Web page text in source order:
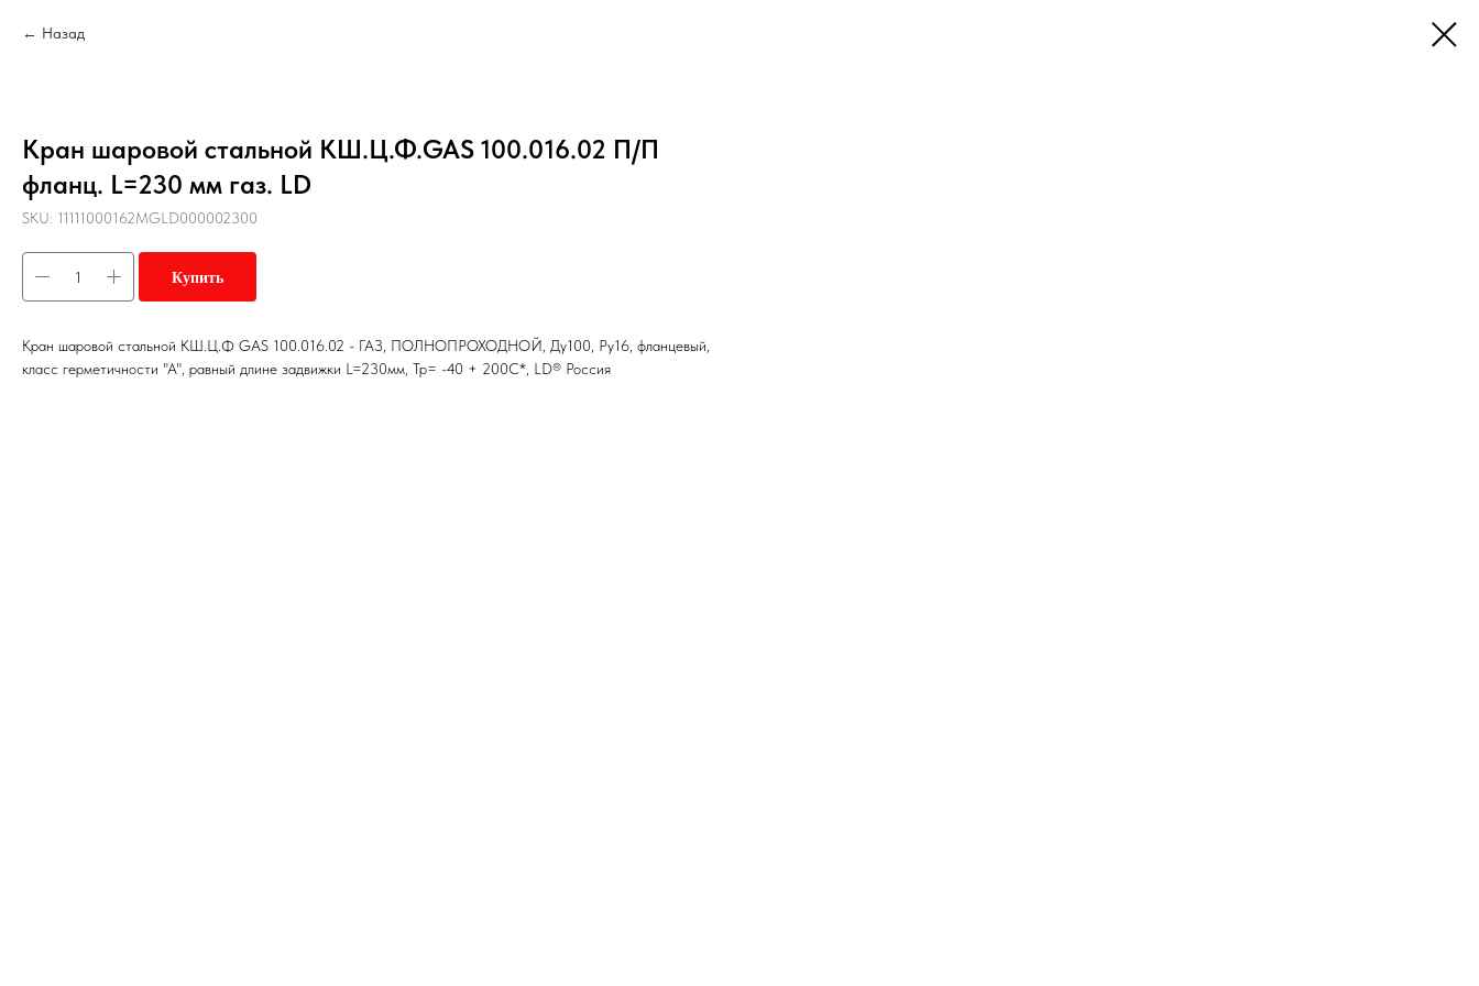
Назад
Кран шаровой стальной КШ.Ц.Ф.GAS 100.016.02 П/П
фланц. L=230 мм газ. LD
SKU: 11111000162MGLD000002300
Купить
Кран шаровой стальной КШ.Ц.Ф GAS 100.016.02 - ГАЗ, ПОЛНОПРОХОДНОЙ, Ду100, Ру16, фланцевый,
класс герметичности "А", равный длине задвижки L=230мм, Тр= -40 + 200С*, LD® Россия